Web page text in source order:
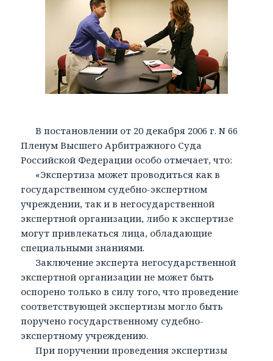
В постановлении от 20 декабря 2006 г. N 66
Пленум Высшего Арбитражного Суда
Российской Федерации особо отмечает, что:
«Экспертиза может проводиться как в
государственном судебно-экспертном
учреждении, так и в негосударственной
экспертной организации, либо к экспертизе
могут привлекаться лица, обладающие
специальными знаниями.
Заключение эксперта негосударственной
экспертной организации не может быть
оспорено только в силу того, что проведение
соответствующей экспертизы могло быть
поручено государственному судебно-
экспертному учреждению.
При поручении проведения экспертизы